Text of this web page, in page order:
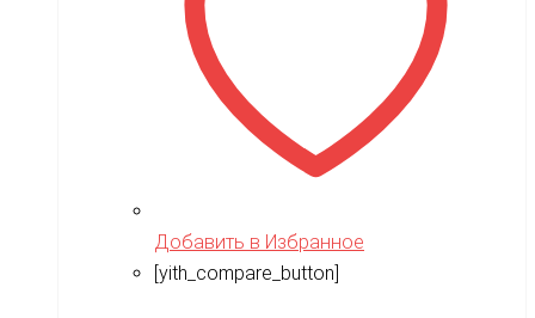
Добавить в Избранное
[yith_compare_button]